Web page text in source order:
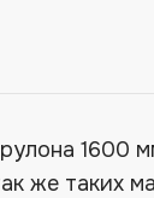
1600
же таких